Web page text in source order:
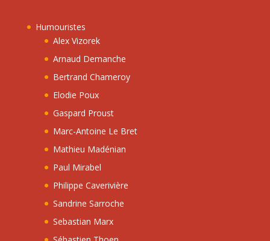
Humouristes
Alex Vizorek
Arnaud Demanche
Bertrand Chameroy
Elodie Poux
Gaspard Proust
Marc-Antoine Le Bret
Mathieu Madénian
Paul Mirabel
Philippe Caverivière
Sandrine Sarroche
Sebastian Marx